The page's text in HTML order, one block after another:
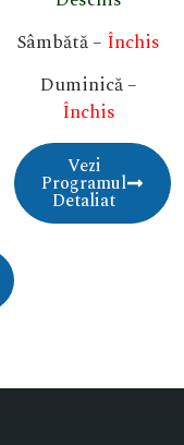
Sâmbătă – Închis
Duminică –
Închis
Vezi
Programul
Detaliat